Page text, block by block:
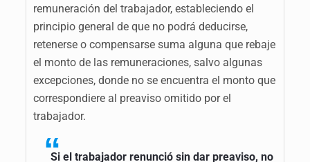
remuneración del trabajador, estableciendo el
principio general de que no podrá deducirse,
retenerse o compensarse suma alguna que rebaje
el monto de las remuneraciones, salvo algunas
excepciones, donde no se encuentra el monto que
correspondiere al preaviso omitido por el
trabajador.
Si el trabajador renunció sin dar preaviso, no